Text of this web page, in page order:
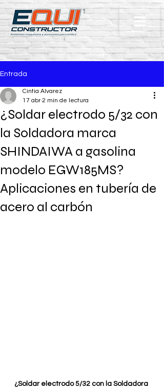
Entrada
¿Soldar electrodo 5/32 con
la Soldadora marca
SHINDAIWA a gasolina
modelo EGW185MS?
Aplicaciones en tubería de
acero al carbón
Cintia Alvarez
17 abr 2 min de lectura
¿Soldar electrodo 5/32 con la Soldadora